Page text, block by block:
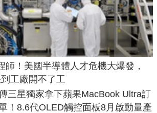
師！美國半導體人才危機大爆發，
工廠開不了工
三星獨家拿下蘋果MacBook Ultra訂
！8.6代OLED觸控面板8月啟動量產